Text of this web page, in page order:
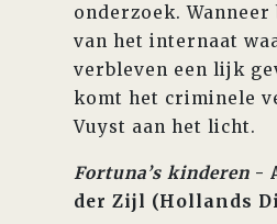
onderzoek.
van het internaat
verbleven een lijk
komt het criminele
Vuyst aan het licht.
Fortuna’s kinderen -
der Zijl (Hollands